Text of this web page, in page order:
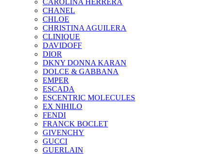
CHANEL
CHLOE
CHRISTINA AGUILERA
CLINIQUE
DAVIDOFF
DIOR
DKNY DONNA KARAN
DOLCE & GABBANA
EMPER
ESCADA
ESCENTRIC MOLECULES
EX NIHILO
FENDI
FRANCK BOCLET
GIVENCHY
GUCCI
GUERLAIN